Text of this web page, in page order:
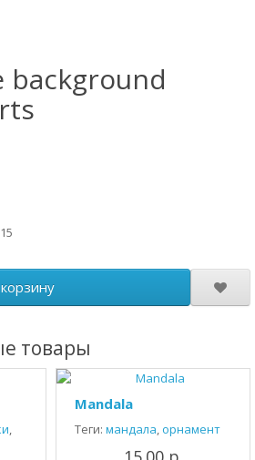
background
товары
,
Mandala
Теги: мандала,орнамент